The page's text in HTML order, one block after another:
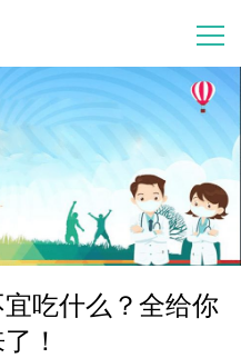
宜吃什么？全给你
！